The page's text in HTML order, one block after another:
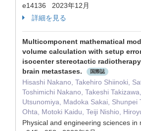
e14136 2023年12月
詳細を見る
Multicomponent mathematical
volume calculation with setup
isocenter stereotactic
brain metastases.
国際誌
Hisashi Nakano, Takehiro Shiinoki,
Toshimichi Nakano, Takeshi
Utsunomiya, Madoka Sakai, Shunpei
Ohta, Motoki Kaidu, Teiji Nishio,
Physical and engineering sciences